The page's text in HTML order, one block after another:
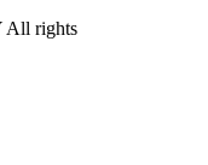
All rights